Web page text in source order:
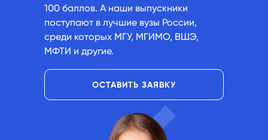
100 баллов. А наши выпускники
поступают в лучшие вузы России,
среди которых МГУ, МГИМО, ВШЭ,
МФТИ и другие.
ОСТАВИТЬ ЗАЯВКУ